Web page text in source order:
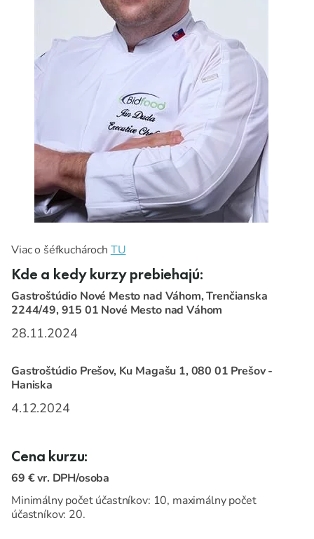
Viac o šéfkuchároch TU
Kde a kedy kurzy prebiehajú:
Gastroštúdio Nové Mesto nad Váhom, Trenčianska
2244/49, 915 01 Nové Mesto nad Váhom
28.11.2024
Gastroštúdio Prešov, Ku Magašu 1, 080 01 Prešov -
Haniska
4.12.2024
Cena kurzu:
69 € vr. DPH/osoba
Minimálny počet účastníkov: 10, maximálny počet
účastníkov: 20.